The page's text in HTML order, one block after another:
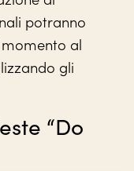
potranno
momento al
gli
“Do